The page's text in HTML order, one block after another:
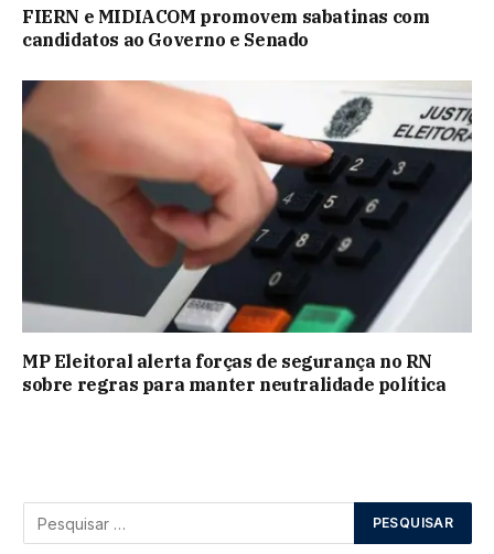
FIERN e MIDIACOM promovem sabatinas com
candidatos ao Governo e Senado
MP Eleitoral alerta forças de segurança no RN
sobre regras para manter neutralidade política